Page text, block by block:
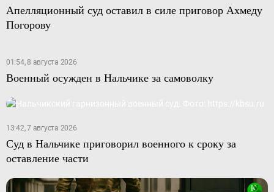
Апелляционный суд оставил в силе приговор Ахмеду
Погорову
01:54, 8 августа 2026
Военный осужден в Нальчике за самоволку
13:42, 7 августа 2026
Суд в Нальчике приговорил военного к сроку за
оставление части